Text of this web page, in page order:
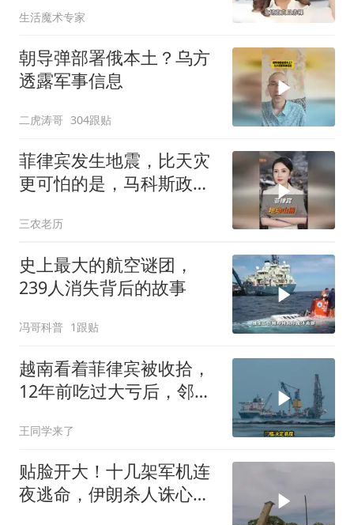
生活魔术专家
朝导弹部署俄本土？乌方
透露军事信息
二虎涛哥 304跟贴
菲律宾发生地震，比天灾
更可怕的是，马科斯政府
三农老历
史上最大的航空谜团，
239人消失背后的故事
冯哥科普 1跟贴
越南看着菲律宾被收拾，
12年前吃过大亏后，邻国
王同学来了
贴脸开大！十几架军机连
夜逃命，伊朗杀人诛心，